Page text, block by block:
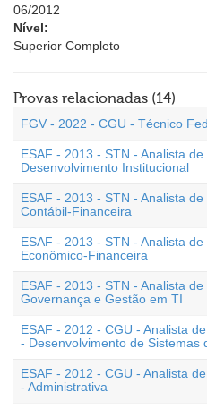
06/2012
Nível:
Superior Completo
Provas relacionadas (14)
FGV - 2022 - CGU - Técnico
ESAF - 2013 - STN - Analista
Desenvolvimento Institucional
ESAF - 2013 - STN - Analista
Contábil-Financeira
ESAF - 2013 - STN - Analista
Econômico-Financeira
ESAF - 2013 - STN - Analista
Governança e Gestão em TI
ESAF - 2012 - CGU - Analista
- Desenvolvimento de Sistemas
ESAF - 2012 - CGU - Analista
- Administrativa